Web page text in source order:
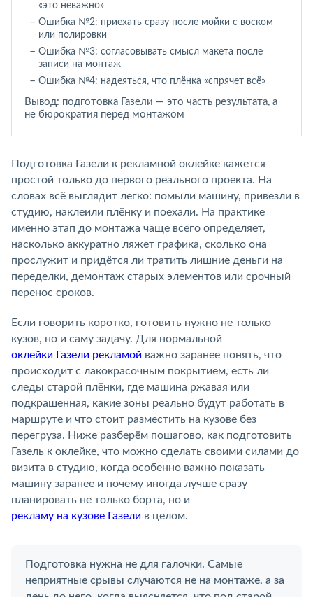
Подготовка Газели к рекламной оклейке кажется
простой только до первого реального проекта. На
словах всё выглядит легко: помыли машину, привезли в
студию, наклеили плёнку и поехали. На практике
именно этап до монтажа чаще всего определяет,
насколько аккуратно ляжет графика, сколько она
прослужит и придётся ли тратить лишние деньги на
переделки, демонтаж старых элементов или срочный
перенос сроков.
Если говорить коротко, готовить нужно не только
кузов, но и саму задачу. Для нормальной
оклейки Газели рекламой важно заранее понять, что
происходит с лакокрасочным покрытием, есть ли
следы старой плёнки, где машина ржавая или
подкрашенная, какие зоны реально будут работать в
маршруте и что стоит разместить на кузове без
перегруза. Ниже разберём пошагово, как подготовить
Газель к оклейке, что можно сделать своими силами до
визита в студию, когда особенно важно показать
машину заранее и почему иногда лучше сразу
планировать не только борта, но и
рекламу на кузове Газели в целом.
Подготовка нужна не для галочки. Самые
неприятные срывы случаются не на монтаже, а за
«это неважно»
Ошибка №2: приехать сразу после мойки с воском
или полировки
Ошибка №3: согласовывать смысл макета после
записи на монтаж
Ошибка №4: надеяться, что плёнка «спрячет всё»
Вывод: подготовка Газели — это часть результата, а
не бюрократия перед монтажом